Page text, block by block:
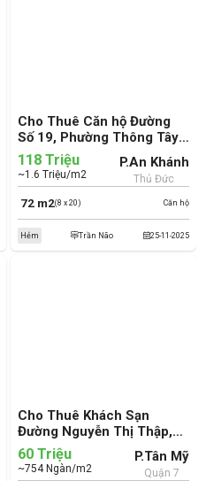
Cho Thuê Căn hộ Đường
Số 19, Phường Thông Tây
Hội, Quận Gò Vấp (cũ)
Căn hộ
72 m2(8 x 20)
118 Triệu
~1.6 Triệu/m2
P.An Khánh
Thủ Đức
25-11-2025
Hẻm Trần Não
Cho Thuê Khách Sạn
Đường Nguyễn Thị Thập,
Phường Tân Mỹ, Quận 7
(cũ)
60 Triệu
~754 Ngàn/m2
P.Tân Mỹ
Quận 7